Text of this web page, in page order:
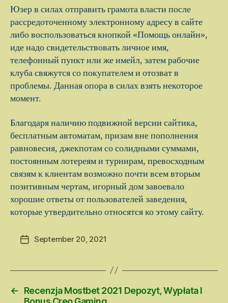
Юзер в силах отправить грамота власти после
рассредоточенному электронному адресу в сайте
либо воспользоваться кнопкой «Помощь онлайн»,
иде надо свидетельствовать личное имя,
телефонный пункт или же имейл, затем рабочие
клуба свяжутся со покупателем и отозват в
проблемы. Данная опора в силах взять некоторое
момент.
Благодаря наличию подвижной версии сайтика,
бесплатным автоматам, призам вне пополнения
равновесия, джекпотам со солидными суммами,
постоянным лотереям и турнирам, превосходным
связям к клиентам возможно почти всем вторым
позитивным чертам, игорный дом завоевало
хорошие ответы от пользователей заведения,
которые утвердительно относятся ко этому сайту.
PostSeptember 20, 2021
←
Recenzja Mostbet 2021 Depozyt, Wypłata I